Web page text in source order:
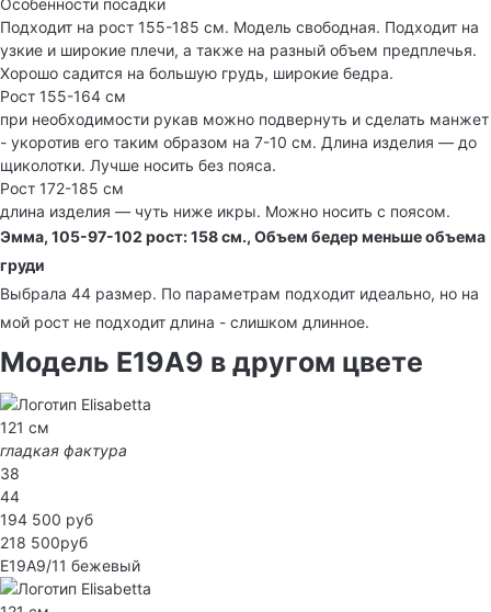
Особенности посадки
Подходит на рост 155-185 см. Модель свободная. Подходит на
узкие и широкие плечи, а также на разный объем предплечья.
Хорошо садится на большую грудь, широкие бедра.
Рост 155-164 см
при необходимости рукав можно подвернуть и сделать манжет
- укоротив его таким образом на 7-10 см. Длина изделия — до
щиколотки. Лучше носить без пояса.
Рост 172-185 см
длина изделия — чуть ниже икры. Можно носить с поясом.
Эмма, 105-97-102 рост: 158 см., Объем бедер меньше объема
груди
Выбрала 44 размер. По параметрам подходит идеально, но на
мой рост не подходит длина - слишком длинное.
Модель E19A9 в другом цвете
121 см
гладкая фактура
38
44
194 500 руб
218 500руб
E19A9/11 бежевый